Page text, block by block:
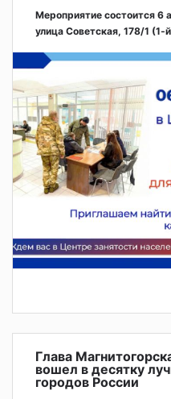
Мероприятие состоится 6
улица Советская, 178/1
Глава
вошел в десятку
городов России